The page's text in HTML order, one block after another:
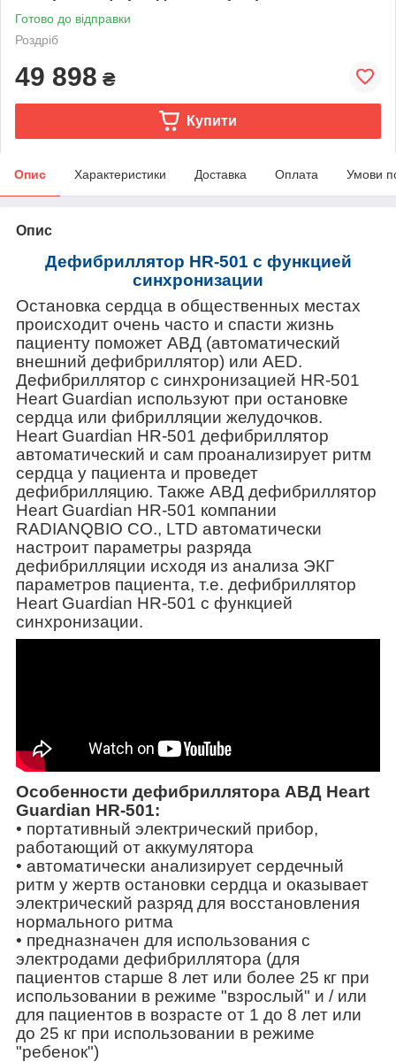
Готово до відправки
Роздріб
49 898 ₴
Купити
Опис Характеристики Доставка Оплата Умови
Опис
Дефибриллятор HR-501 с функцией
синхронизации
Остановка сердца в общественных местах
происходит очень часто и спасти жизнь
пациенту поможет АВД (автоматический
внешний дефибриллятор) или AED.
Дефибриллятор с синхронизацией HR-501
Heart Guardian используют при остановке
сердца или фибрилляции желудочков.
Heart Guardian HR-501 дефибриллятор
автоматический и сам проанализирует ритм
сердца у пациента и проведет
дефибрилляцию. Также АВД дефибриллятор
Heart Guardian HR-501 компании
RADIANQBIO CO., LTD автоматически
настроит параметры разряда
дефибрилляции исходя из анализа ЭКГ
параметров пациента, т.е. дефибриллятор
Heart Guardian HR-501 с функцией
синхронизации.
Особенности дефибриллятора АВД Heart
Guardian HR-501:
• портативный электрический прибор,
работающий от аккумулятора
• автоматически анализирует сердечный
ритм у жертв остановки сердца и оказывает
электрический разряд для восстановления
нормального ритма
• предназначен для использования с
электродами дефибриллятора (для
пациентов старше 8 лет или более 25 кг при
использовании в режиме "взрослый" и / или
для пациентов в возрасте от 1 до 8 лет или
до 25 кг при использовании в режиме
"ребенок")